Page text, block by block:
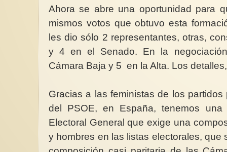
Ahora se abre una oportunidad para
mismos votos que obtuvo esta
les dio sólo 2 representantes, otras,
y 4 en el Senado. En la
Cámara Baja y 5 en la Alta. Los
Gracias a las feministas de los
del PSOE, en España, tenemos
Electoral General que exige una
y hombres en las listas electorales,